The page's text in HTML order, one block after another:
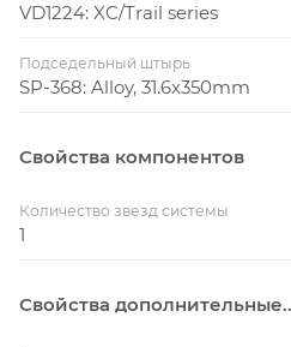
VD1224: XC/Trail series
Подседельный штырь
SP-368: Alloy, 31.6x350mm
Свойства компонентов
Количество звезд системы
1
Свойства